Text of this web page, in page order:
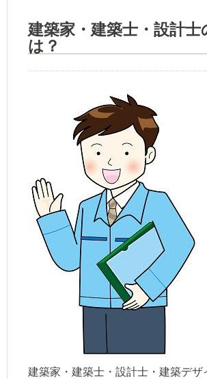
建築家・建築士・設計士
は？
建築家・建築士・設計士・建築デザ